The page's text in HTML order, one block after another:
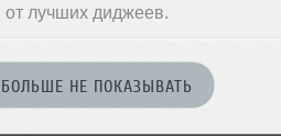
лучших диджеев.
БОЛЬШЕ НЕ ПОКАЗЫВАТЬ